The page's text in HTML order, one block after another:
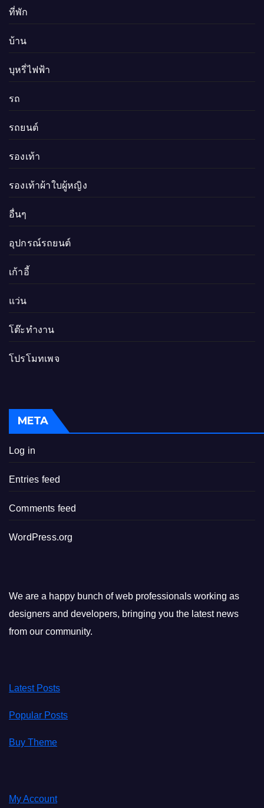
ที่พัก
บ้าน
บุหรี่ไฟฟ้า
รถ
รถยนต์
รองเท้า
รองเท้าผ้าใบผู้หญิง
อื่นๆ
อุปกรณ์รถยนต์
เก้าอี้
แว่น
โต๊ะทำงาน
โปรโมทเพจ
META
Log in
Entries feed
Comments feed
WordPress.org
We are a happy bunch of web professionals working as
designers and developers, bringing you the latest news
from our community.
Latest Posts
Popular Posts
Buy Theme
My Account